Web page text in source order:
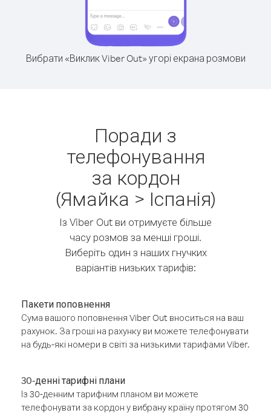
Вибрати «Виклик Viber Out» угорі екрана розмови
Поради з
телефонування
за кордон
(Ямайка > Іспанія)
Із Viber Out ви отримуєте більше
часу розмов за менші гроші.
Виберіть один з наших гнучких
варіантів низьких тарифів:
Пакети поповнення
Сума вашого поповнення Viber Out вноситься на ваш
рахунок. За гроші на рахунку ви можете телефонувати
на будь-які номери в світі за низькими тарифами Viber.
30-денні тарифні плани
Із 30-денним тарифним планом ви можете
телефонувати за кордон у вибрану країну протягом 30